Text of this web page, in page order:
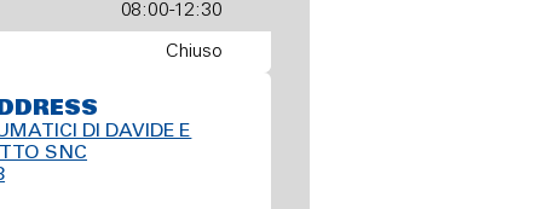
08:00-12:30
Chiuso
DI DAVIDE E
SNC